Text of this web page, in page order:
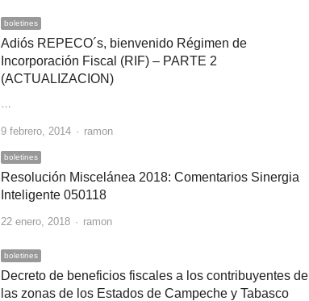
boletines
Adiós REPECO´s, bienvenido Régimen de
Incorporación Fiscal (RIF) – PARTE 2
(ACTUALIZACION)
9 febrero, 2014 Author
ramon
boletines
Resolución Miscelánea 2018: Comentarios Sinergia
Inteligente 050118
22 enero, 2018 Author
ramon
boletines
Decreto de beneficios fiscales a los contribuyentes de
las zonas de los Estados de Campeche y Tabasco